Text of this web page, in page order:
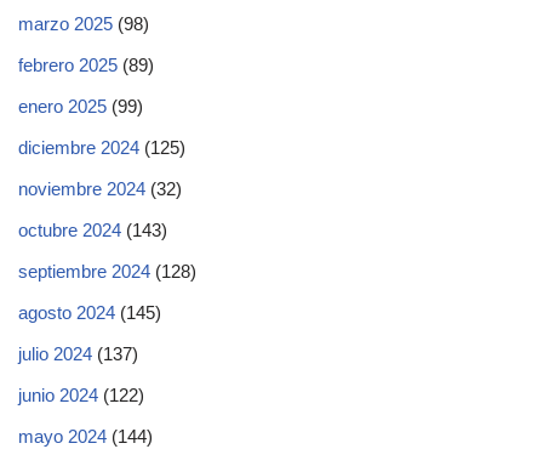
marzo 2025 (98)
febrero 2025 (89)
enero 2025 (99)
diciembre 2024 (125)
noviembre 2024 (32)
octubre 2024 (143)
septiembre 2024 (128)
agosto 2024 (145)
julio 2024 (137)
junio 2024 (122)
mayo 2024 (144)